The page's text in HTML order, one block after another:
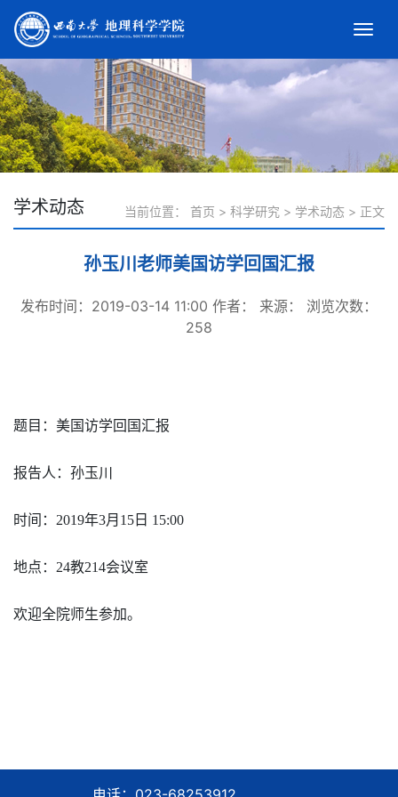
学术动态 当前位置： 首页 > 科学研究 > 学术动态 > 正文
孙玉川老师美国访学回国汇报
发布时间：2019-03-14 11:00 作者： 来源：
浏览次数：
258
题目：美国访学回国汇报
报告人：孙玉川
时间： 2019年3月 15 日 15:00
地点： 24教214会议室
欢迎全院师生参加。